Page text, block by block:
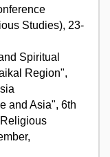
Studies), 23-
Spiritual
Region",
and Asia", 6th